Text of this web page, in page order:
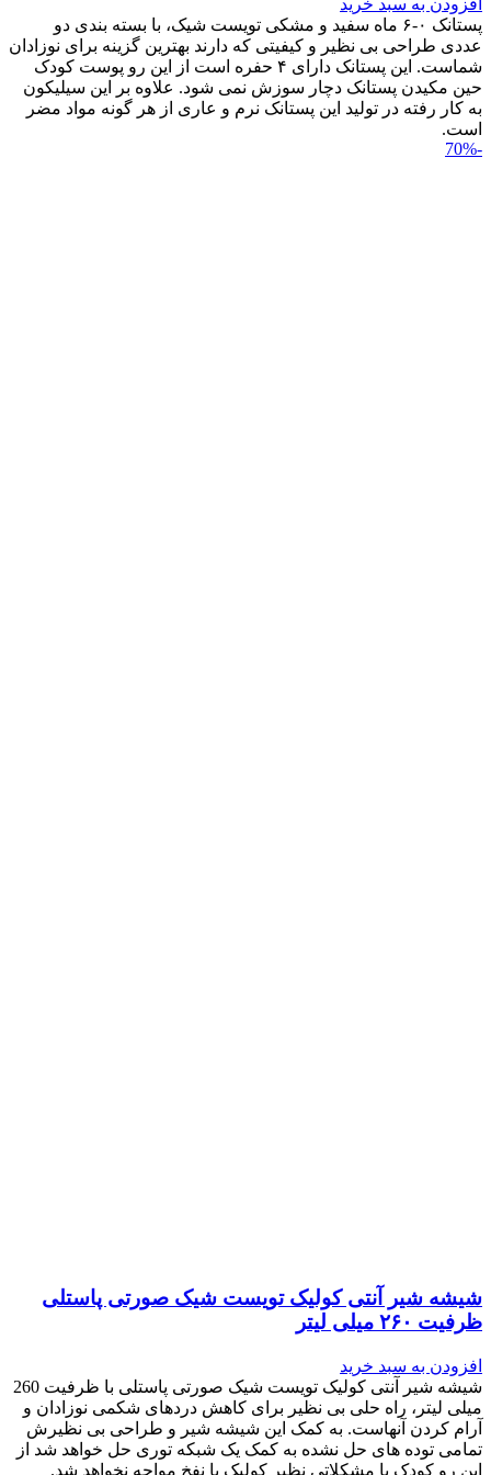
افزودن به سبد خرید
پستانک ۰-۶ ماه سفید و مشکی تویست شیک، با بسته بندی دو
عددی طراحی بی نظیر و کیفیتی که دارند بهترین گزینه برای نوزادان
شماست. این پستانک دارای ۴ حفره است از این رو پوست کودک
حین مکیدن پستانک دچار سوزش نمی شود. علاوه بر این سیلیکون
به کار رفته در تولید این پستانک نرم و عاری از هر گونه مواد مضر
است.
-70%
شیشه شیر آنتی کولیک تویست شیک صورتی پاستلی
ظرفیت ۲۶۰ میلی لیتر
افزودن به سبد خرید
شیشه شیر آنتی کولیک تویست شیک صورتی پاستلی با ظرفیت 260
میلی لیتر، راه حلی بی نظیر برای کاهش دردهای شکمی نوزادان و
آرام کردن آنهاست. به کمک این شیشه شیر و طراحی بی نظیرش
تمامی توده های حل نشده به کمک یک شبکه توری حل خواهد شد از
این رو کودک با مشکلاتی نظیر کولیک یا نفخ مواجه نخواهد شد.